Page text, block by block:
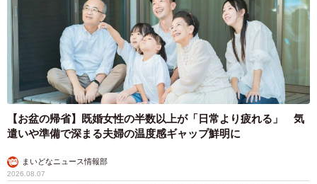
【お盆の帰省】既婚女性の半数以上が「日常より疲れる」 気
遣いや準備で深まる夫婦の温度感ギャップ鮮明に
まいどなニュース情報部
2026.08.07